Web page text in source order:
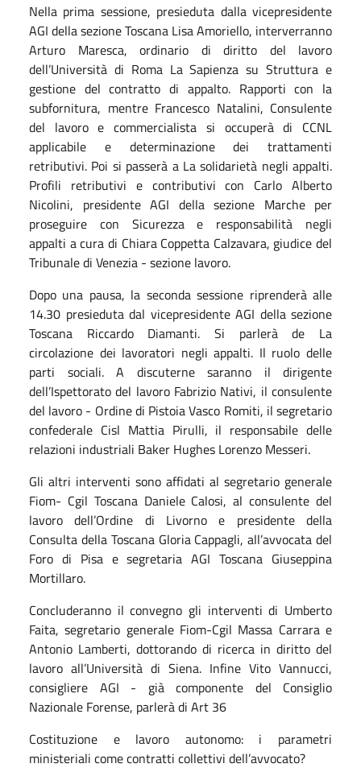
Nella prima sessione, presieduta dalla vicepresidente
AGI della sezione Toscana Lisa Amoriello, interverranno
Arturo Maresca, ordinario di diritto del lavoro
dell’Università di Roma La Sapienza su Struttura e
gestione del contratto di appalto. Rapporti con la
subfornitura, mentre Francesco Natalini, Consulente
del lavoro e commercialista si occuperà di CCNL
applicabile e determinazione dei trattamenti
retributivi. Poi si passerà a La solidarietà negli appalti.
Profili retributivi e contributivi con Carlo Alberto
Nicolini, presidente AGI della sezione Marche per
proseguire con Sicurezza e responsabilità negli
appalti a cura di Chiara Coppetta Calzavara, giudice del
Tribunale di Venezia - sezione lavoro.
Dopo una pausa, la seconda sessione riprenderà alle
14.30 presieduta dal vicepresidente AGI della sezione
Toscana Riccardo Diamanti. Si parlerà de La
circolazione dei lavoratori negli appalti. Il ruolo delle
parti sociali. A discuterne saranno il dirigente
dell’Ispettorato del lavoro Fabrizio Nativi, il consulente
del lavoro - Ordine di Pistoia Vasco Romiti, il segretario
confederale Cisl Mattia Pirulli, il responsabile delle
relazioni industriali Baker Hughes Lorenzo Messeri.
Gli altri interventi sono affidati al segretario generale
Fiom- Cgil Toscana Daniele Calosi, al consulente del
lavoro dell’Ordine di Livorno e presidente della
Consulta della Toscana Gloria Cappagli, all’avvocata del
Foro di Pisa e segretaria AGI Toscana Giuseppina
Mortillaro.
Concluderanno il convegno gli interventi di Umberto
Faita, segretario generale Fiom-Cgil Massa Carrara e
Antonio Lamberti, dottorando di ricerca in diritto del
lavoro all’Università di Siena. Infine Vito Vannucci,
consigliere AGI - già componente del Consiglio
Nazionale Forense, parlerà di Art 36
Costituzione e lavoro autonomo: i parametri
ministeriali come contratti collettivi dell’avvocato?